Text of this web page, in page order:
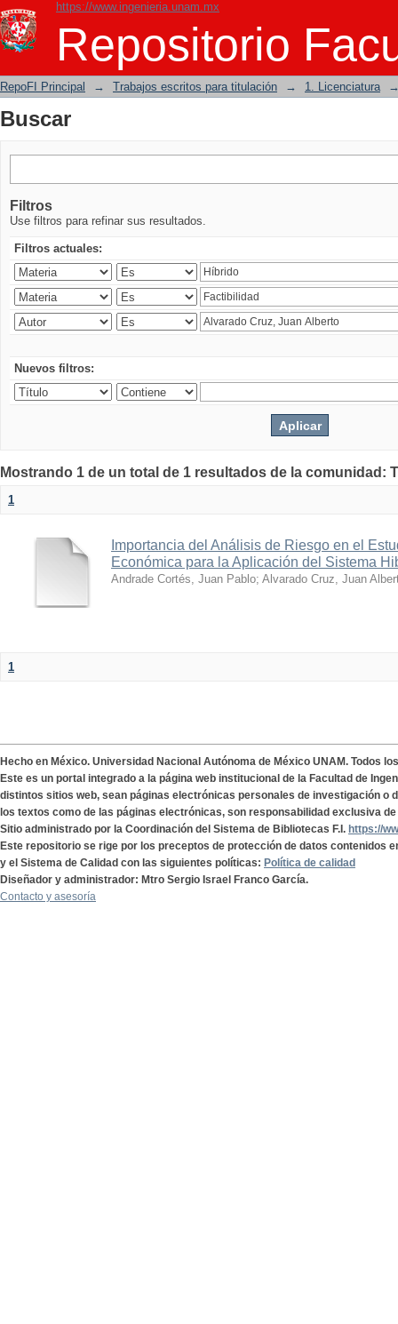
https://www.ingenieria.unam.mx
Repositorio
Buscar
RepoFI Principal → Trabajos escritos para titulación → 1. Licenciatura
Buscar
Filtros
Use filtros para refinar sus resultados.
Filtros actuales:
Nuevos filtros:
Mostrando 1 de un total de 1 resultados de la comunidad:
1
Importancia del Análisis de Riesgo en el
Económica para la Aplicación del Sistema
Andrade Cortés, Juan Pablo; Alvarado Cruz, Juan
1
Hecho en México. Universidad Nacional Autónoma de México UNAM. Todos
Este es un portal integrado a la página web institucional de la Facultad de
distintos sitios web, sean páginas electrónicas personales de investigación o
los textos como de las páginas electrónicas, son responsabilidad exclusiva
Sitio administrado por la Coordinación del Sistema de Bibliotecas F.I. https://
Este repositorio se rige por los preceptos de protección de datos contenidos
y el Sistema de Calidad con las siguientes políticas: Política de calidad
Diseñador y administrador: Mtro Sergio Israel Franco García.
Contacto y asesoría